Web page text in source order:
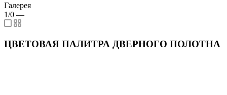
Галерея
1/0 —
ЦВЕТОВАЯ ПАЛИТРА ДВЕРНОГО ПОЛОТНА